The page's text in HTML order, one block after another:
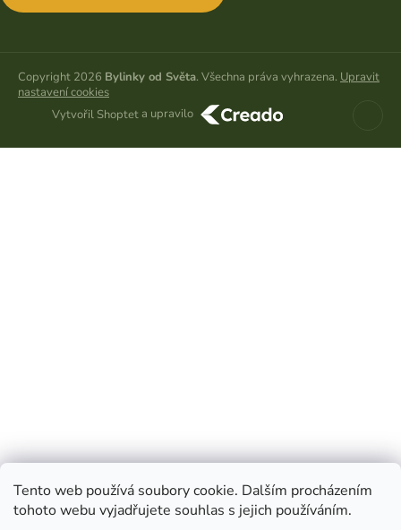
Tento web používá soubory cookie. Dalším procházením
tohoto webu vyjadřujete souhlas s jejich používáním.
Vytvořil Shopteta upravilo
Copyright 2026 Bylinky od Světa. Všechna práva vyhrazena. Upravit
nastavení cookies